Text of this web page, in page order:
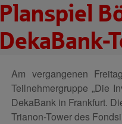
Planspiel
DekaBank-
Am vergangenen
Teilnehmergruppe „Die
DekaBank in Frankfurt.
Trianon-Tower des